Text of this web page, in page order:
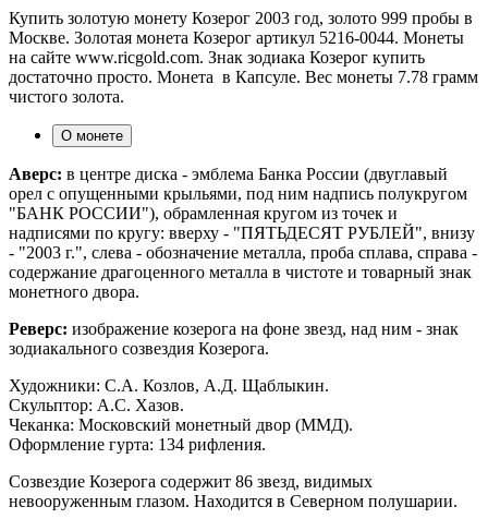
Купить золотую монету Козерог 2003 год, золото 999 пробы в
Москве. Золотая монета Козерог артикул 5216-0044. Монеты
на сайте www.ricgold.com. Знак зодиака Козерог купить
достаточно просто. Монета в Капсуле. Вес монеты 7.78 грамм
чистого золота.
О монете
Аверс: в центре диска - эмблема Банка России (двуглавый
орел с опущенными крыльями, под ним надпись полукругом
"БАНК РОССИИ"), обрамленная кругом из точек и
надписями по кругу: вверху - "ПЯТЬДЕСЯТ РУБЛЕЙ", внизу
- "2003 г.", слева - обозначение металла, проба сплава, справа -
содержание драгоценного металла в чистоте и товарный знак
монетного двора.
Реверс: изображение козерога на фоне звeзд, над ним - знак
зодиакального созвездия Козерога.
Художники: С.А. Козлов, А.Д. Щаблыкин.
Скульптор: А.С. Хазов.
Чеканка: Московский монетный двор (ММД).
Оформление гурта: 134 рифления.
Созвездие Козерога содержит 86 звезд, видимых
невооружeнным глазом. Находится в Северном полушарии.